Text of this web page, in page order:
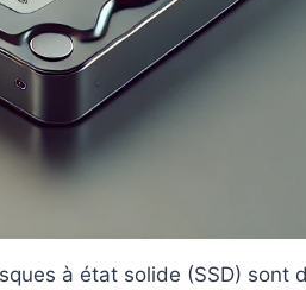
à état solide (SSD) sont